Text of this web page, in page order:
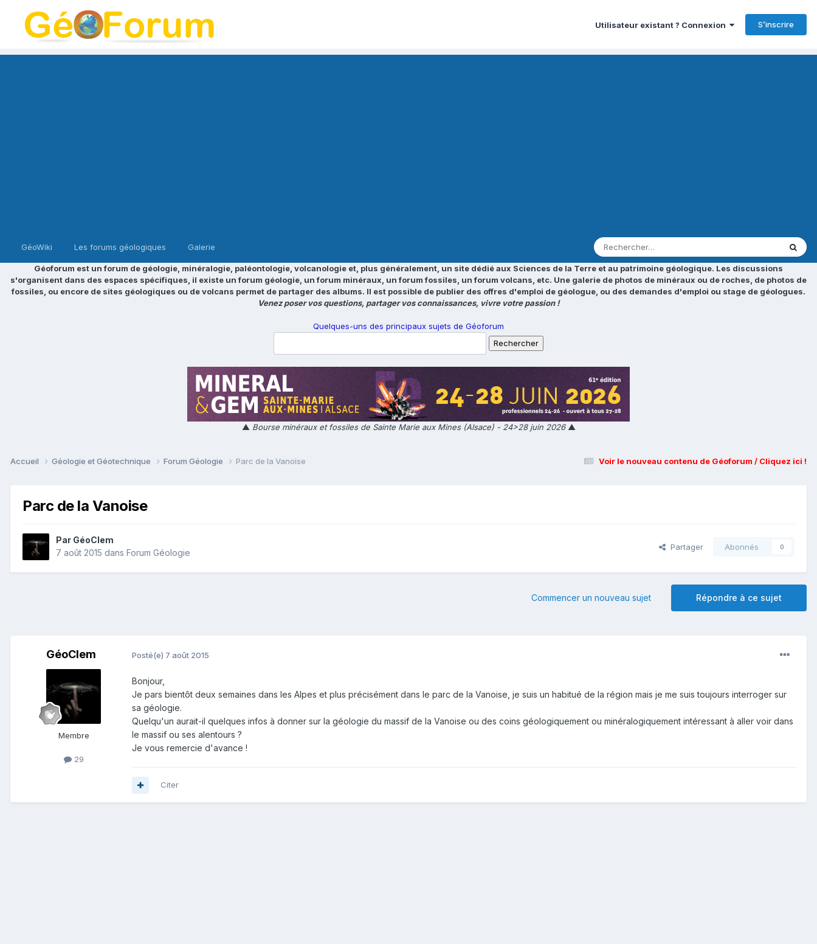
Utilisateur existant ? Connexion S’inscrire
GéoWiki Les forums géologiques Galerie
Géoforum est un forum de géologie, minéralogie, paléontologie, volcanologie et, plus généralement, un site dédié aux Sciences de la Terre et au patrimoine géologique. Les discussions
s'organisent dans des espaces spécifiques, il existe un forum géologie, un forum minéraux, un forum fossiles, un forum volcans, etc. Une galerie de photos de minéraux ou de roches, de photos de
fossiles, ou encore de sites géologiques ou de volcans permet de partager des albums. Il est possible de publier des offres d'emploi de géologue, ou des demandes d'emploi ou stage de géologues.
Venez poser vos questions, partager vos connaissances, vivre votre passion !
Quelques-uns des principaux sujets de Géoforum
▲ Bourse minéraux et fossiles de Sainte Marie aux Mines (Alsace) - 24>28 juin 2026▲
Voir le nouveau contenu de Géoforum / Cliquez ici !
Accueil Géologie et Géotechnique Forum Géologie Parc de la Vanoise
Parc de la Vanoise
Par GéoClem
7 août 2015 dans Forum Géologie
Partager Abonnés 0
Répondre à ce sujet
Commencer un nouveau sujet
GéoClem
Membre
29
Posté(e) 7 août 2015
Bonjour,
Je pars bientôt deux semaines dans les Alpes et plus précisément dans le parc de la Vanoise, je suis un habitué de la région mais je me suis toujours interroger sur
sa géologie.
Quelqu'un aurait-il quelques infos à donner sur la géologie du massif de la Vanoise ou des coins géologiquement ou minéralogiquement intéressant à aller voir dans
le massif ou ses alentours ?
Je vous remercie d'avance !
Citer